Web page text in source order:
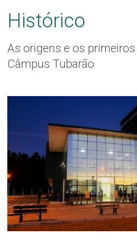
Estrutura Organizacional
Colegiados
Trabalhe no IFSC
Licitações
Acesso à Informação
Ouvidoria
Histórico
As origens e os
Câmpus Tubarão